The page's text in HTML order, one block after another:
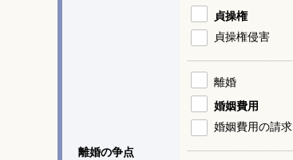
離婚の争点
貞操権
貞操権侵害
離婚
婚姻費用
婚姻費用の請求